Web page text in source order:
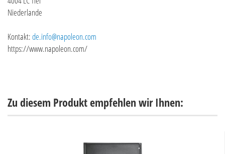
Niederlande
Kontakt:de.info@napoleon.com
https://www.napoleon.com/
Zu diesem Produkt empfehlen wir Ihnen: